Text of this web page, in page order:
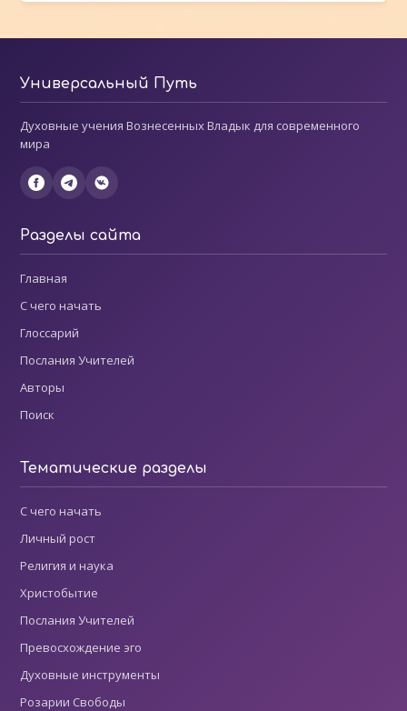
Универсальный Путь
Духовные учения Вознесенных Владык для современного
мира
Разделы сайта
Главная
С чего начать
Глоссарий
Послания Учителей
Авторы
Поиск
Тематические разделы
С чего начать
Личный рост
Религия и наука
Христобытие
Послания Учителей
Превосхождение эго
Духовные инструменты
Розарии Свободы